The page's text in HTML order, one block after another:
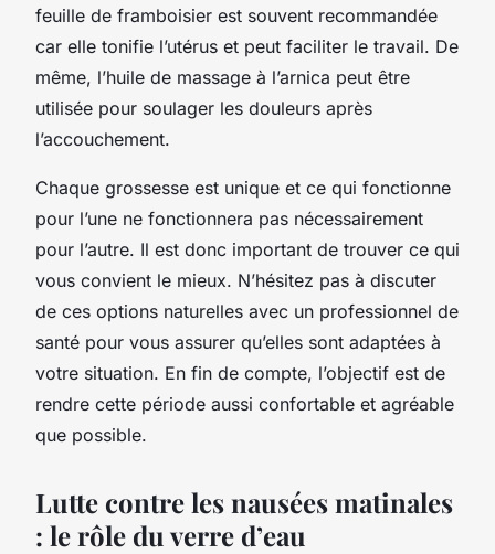
feuille de framboisier est souvent recommandée
car elle tonifie l’utérus et peut faciliter le travail. De
même, l’huile de massage à l’arnica peut être
utilisée pour soulager les douleurs après
l’accouchement.
Chaque grossesse est unique et ce qui fonctionne
pour l’une ne fonctionnera pas nécessairement
pour l’autre. Il est donc important de trouver ce qui
vous convient le mieux. N’hésitez pas à discuter
de ces options naturelles avec un professionnel de
santé pour vous assurer qu’elles sont adaptées à
votre situation. En fin de compte, l’objectif est de
rendre cette période aussi confortable et agréable
que possible.
Lutte contre les nausées matinales
: le rôle du verre d’eau